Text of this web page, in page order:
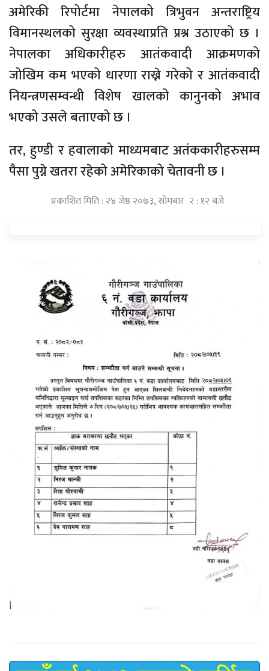
अमेरिकी रिपोर्टमा नेपालको त्रिभुवन अन्तराष्ट्रिय
विमानस्थलको सुरक्षा व्यवस्थाप्रति प्रश्न उठाएको छ ।
नेपालका अधिकारीहरु आतंकवादी आक्रमणको
जोखिम कम भएको धारणा राख्ने गरेको र आतंकवादी
नियन्त्रणसम्वन्धी विशेष खालको कानुनको अभाव
भएको उसले बताएको छ ।
तर, हुण्डी र हवालाको माध्यमबाट अतंककारीहरुसम्म
पैसा पुग्ने खतरा रहेको अमेरिकाको चेतावनी छ ।
प्रकाशित मिति : २४ जेष्ठ २०७३, सोमबार २ : १२ बजे